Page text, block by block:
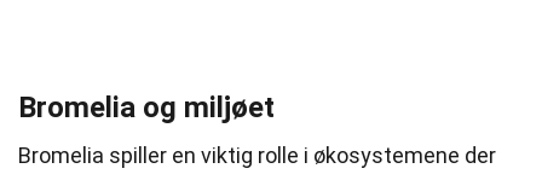
Bromelia og miljøet
Bromelia spiller en viktig rolle i økosystemene der